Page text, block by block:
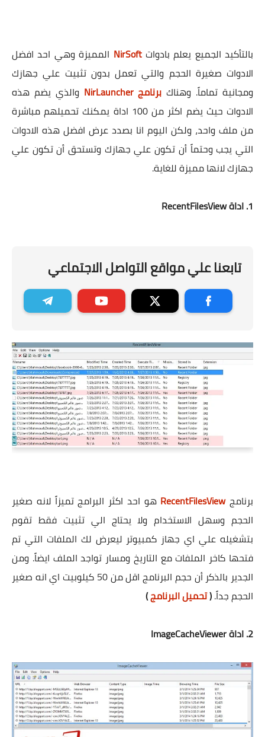
بالتأكيد الجميع يعلم بادواتNirSoft المميزة وهي احد افضل
الادوات صغيرة الحجم والتي تعمل بدون تثبيت علي جهازك
ومجانية تماماً. وهناك برنامج NirLauncher
والذي يضم هذه
الادوات حيث يضم اكثر من 100 اداة يمكنك تحميلهم مباشرة
من ملف واحد، ولكن اليوم انا بصدد عرض افضل هذه الادوات
التي يجب وحتماً أن تكون علي جهازك وتستحق أن تكون علي
جهازك لانها مميزة للغاية.
1. اداة RecentFilesView
تابعنا علي مواقع التواصل الاجتماعي
برنامجRecentFilesView هو احد اكثر البرامج تميزاً لانه صغير
الحجم وسهل الاستخدام ولا يحتاج الي تثبيت فقط تقوم
بتشغيله علي اي جهاز كمبيوتر ليعرض لك الملفات التي تم
فتحها كاخر الملفات مع التاريخ ومسار تواجد الملف ايضاً. ومن
الجدير بالذكر أن حجم البرنامج اقل من 50 كيلوبيت اي انه صغير
الحجم جداً.(تحميل البرنامج)
2. اداة ImageCacheViewer